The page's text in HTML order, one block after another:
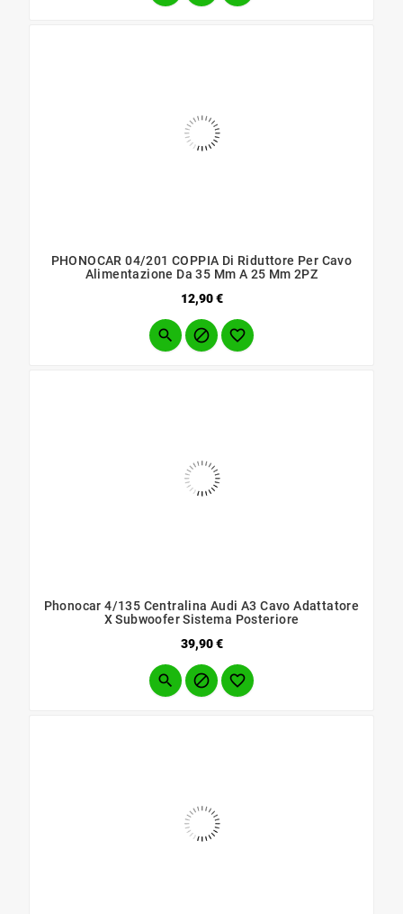
PHONOCAR 04/201 COPPIA Di Riduttore Per Cavo
Alimentazione Da 35 Mm A 25 Mm 2PZ
12,90 €Prezzo
  
Phonocar 4/135 Centralina Audi A3 Cavo Adattatore
X Subwoofer Sistema Posteriore
39,90 €Prezzo
  